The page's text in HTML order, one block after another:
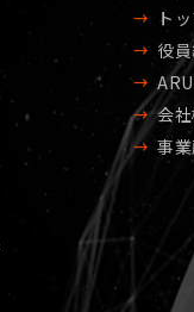
ト
役
会
事